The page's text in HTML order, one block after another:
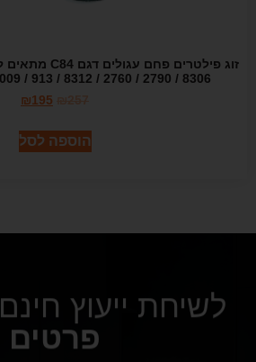
8306 / 2790 / 2760 / 8312 / 913 / 9009 / 902/MODONA
₪195
הוספה לסל
לשיחת ייעוץ חינם
פרטים